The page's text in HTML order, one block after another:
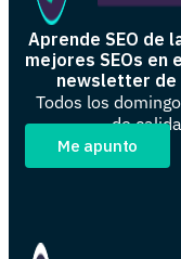
Aprende SEO de
mejores SEOs en
newsletter de
Todos los
de
Me apunto